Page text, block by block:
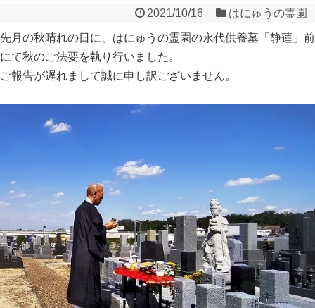
2021/10/16 はにゅうの霊園
先月の秋晴れの日に、はにゅうの霊園の永代供養墓「静蓮」前
にて秋のご法要を執り行いました。
ご報告が遅れまして誠に申し訳ございません。